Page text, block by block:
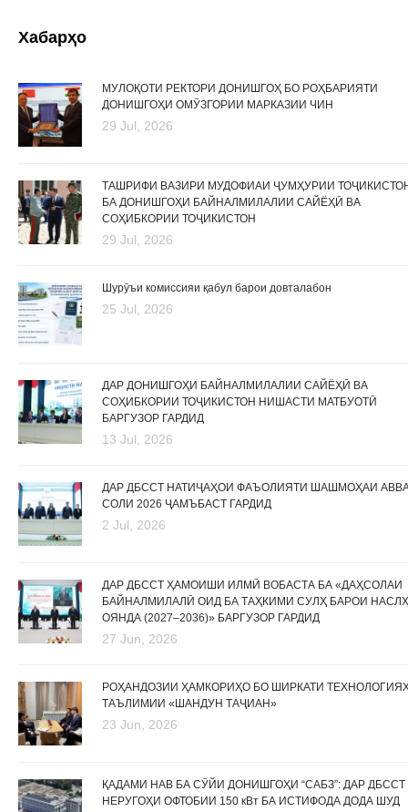
Хабарҳо
МУЛОҚОТИ РЕКТОРИ ДОНИШГОҲ БО РОҲБАРИЯТИ
ДОНИШГОҲИ ОМӮЗГОРИИ МАРКАЗИИ ЧИН
29 Jul, 2026
ТАШРИФИ ВАЗИРИ МУДОФИАИ ҶУМҲУРИИ
БА ДОНИШГОҲИ БАЙНАЛМИЛАЛИИ САЙЁҲӢ ВА
СОҲИБКОРИИ ТОҶИКИСТОН
29 Jul, 2026
Шурӯъи комиссияи қабул барои довталабон
25 Jul, 2026
ДАР ДОНИШГОҲИ БАЙНАЛМИЛАЛИИ САЙЁҲӢ ВА
СОҲИБКОРИИ ТОҶИКИСТОН НИШАСТИ МАТБУОТӢ
БАРГУЗОР ГАРДИД
13 Jul, 2026
ДАР ДБССТ НАТИҶАҲОИ ФАЪОЛИЯТИ ШАШМОҲАИ
СОЛИ 2026 ҶАМЪБАСТ ГАРДИД
2 Jul, 2026
ДАР ДБССТ ҲАМОИШИ ИЛМӢ ВОБАСТА БА «ДАҲСОЛАИ
БАЙНАЛМИЛАЛӢ ОИД БА ТАҲКИМИ СУЛҲ БАРОИ
ОЯНДА (2027–2036)» БАРГУЗОР ГАРДИД
27 Jun, 2026
РОҲАНДОЗИИ ҲАМКОРИҲО БО ШИРКАТИ
ТАЪЛИМИИ «ШАНДУН ТАҶИАН»
23 Jun, 2026
ҚАДАМИ НАВ БА СӮЙИ ДОНИШГОҲИ “САБЗ”: ДАР ДБССТ
НЕРУГОҲИ ОФТОБИИ 150 кВт БА ИСТИФОДА ДОДА ШУД